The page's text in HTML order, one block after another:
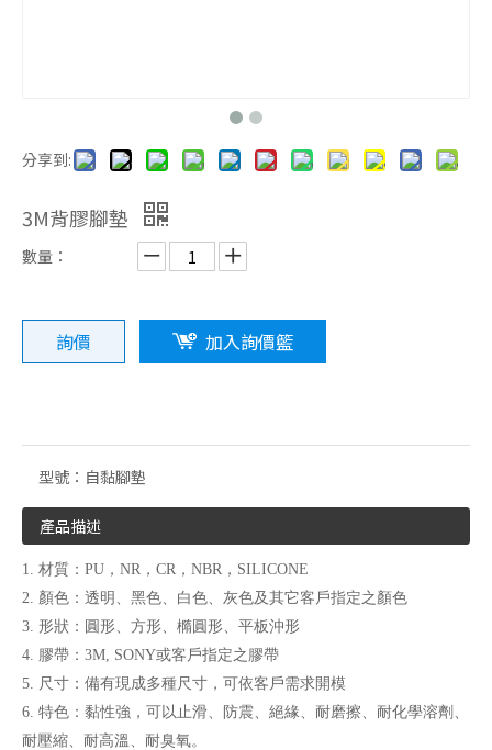
3M背膠腳墊
橡膠製品系列 3M背膠腳墊系列
分享到:
3M背膠腳墊
數量：
詢價 加入詢價籃
型號： 自黏腳墊
產品描述
1. 材質：PU，NR，CR，NBR，SILICONE
2. 顏色：透明、黑色、白色、灰色及其它客戶指定之顏色
3. 形狀：圓形、方形、橢圓形、平板沖形
4. 膠帶：3M, SONY或客戶指定之膠帶
5. 尺寸：備有現成多種尺寸，可依客戶需求開模
6. 特色：黏性強，可以止滑、防震、絕緣、耐磨擦、耐化學溶劑、
耐壓縮、耐高溫、耐臭氧。